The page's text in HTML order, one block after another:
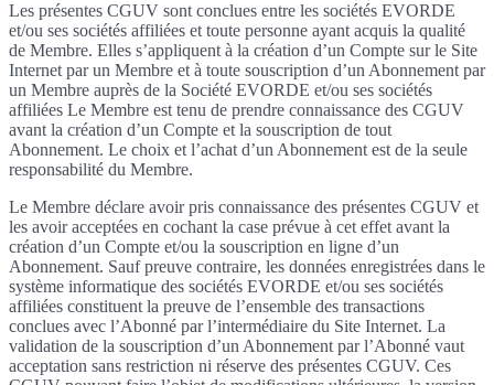
Les présentes CGUV sont conclues entre les sociétés EVORDE
et/ou ses sociétés affiliées et toute personne ayant acquis la qualité
de Membre. Elles s’appliquent à la création d’un Compte sur le Site
Internet par un Membre et à toute souscription d’un Abonnement par
un Membre auprès de la Société EVORDE et/ou ses sociétés
affiliées Le Membre est tenu de prendre connaissance des CGUV
avant la création d’un Compte et la souscription de tout
Abonnement. Le choix et l’achat d’un Abonnement est de la seule
responsabilité du Membre.
Le Membre déclare avoir pris connaissance des présentes CGUV et
les avoir acceptées en cochant la case prévue à cet effet avant la
création d’un Compte et/ou la souscription en ligne d’un
Abonnement. Sauf preuve contraire, les données enregistrées dans le
système informatique des sociétés EVORDE et/ou ses sociétés
affiliées constituent la preuve de l’ensemble des transactions
conclues avec l’Abonné par l’intermédiaire du Site Internet. La
validation de la souscription d’un Abonnement par l’Abonné vaut
acceptation sans restriction ni réserve des présentes CGUV. Ces